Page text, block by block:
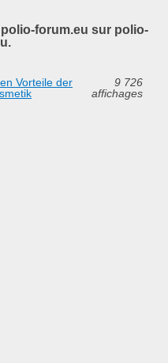
forum.eu sur polio-
Vorteile der
9 726
affichages